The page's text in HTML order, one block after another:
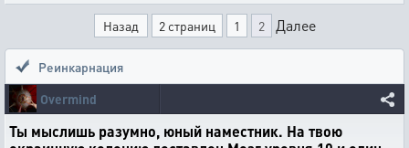
Назад 2 страниц 1 2 Далее
Реинкарнация
Overmind
Ты мыслишь разумно, юный наместник. На твою